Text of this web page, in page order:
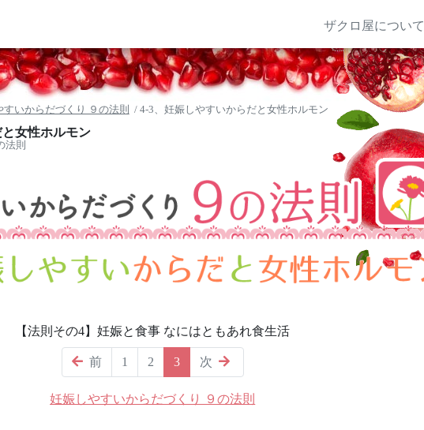
ザクロ屋について
すいからだづくり ９の法則 4-3、妊娠しやすいからだと女性ホルモン
女性ホルモン
法則
【法則その4】妊娠と食事 なにはともあれ食生活
前 1 2 3(現ページ)
次
妊娠しやすいからだづくり ９の法則